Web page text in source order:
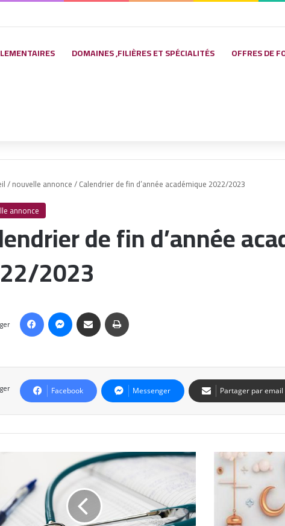
DOMAINES ,FILIÈRES ET SPÉCIALITÉS OFFRES DE
/nouvelle annonce/Calendrier de fin d’année académique 2022/2023
annonce
de fin d’année
2023
Facebook Messenger Partager par email